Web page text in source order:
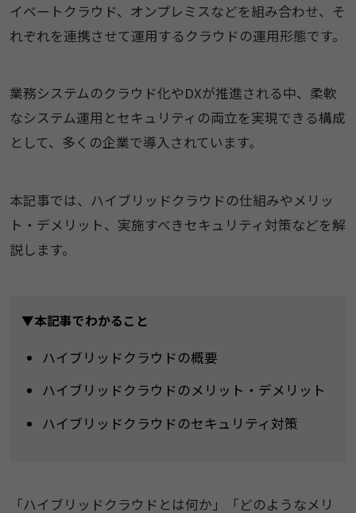
イベートクラウド、オンプレミスなどを組み合わせ、そ
れぞれを連携させて運用するクラウドの運用形態です。
業務システムのクラウド化やDXが推進される中、柔軟
なシステム運用とセキュリティの両立を実現できる構成
として、多くの企業で導入されています。
本記事では、ハイブリッドクラウドの仕組みやメリッ
ト・デメリット、実施すべきセキュリティ対策などを解
説します。
▼本記事でわかること
ハイブリッドクラウドの概要
ハイブリッドクラウドのメリット・デメリット
ハイブリッドクラウドのセキュリティ対策
「ハイブリッドクラウドとは何か」「どのようなメリ